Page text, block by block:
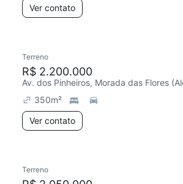
Ver contato
Terreno
R$ 2.200.000
350m²
Ver contato
Terreno